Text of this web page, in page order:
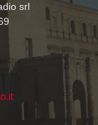
srl